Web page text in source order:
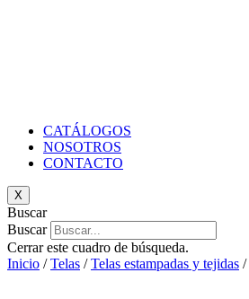
CATÁLOGOS
NOSOTROS
CONTACTO
X
Buscar
Buscar
Cerrar este cuadro de búsqueda.
Inicio /Telas /Telas estampadas y tejidas /